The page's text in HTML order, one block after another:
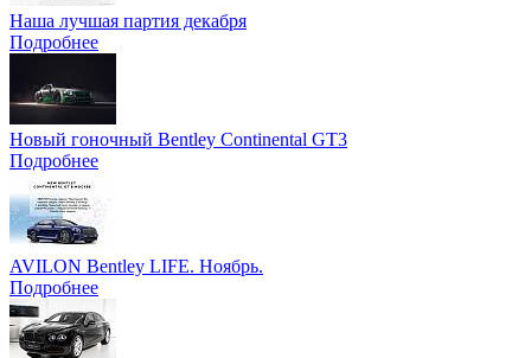
Наша лучшая партия декабря
Подробнее
Новый гоночный Bentley Continental GT3
Подробнее
AVILON Bentley LIFE. Ноябрь.
Подробнее